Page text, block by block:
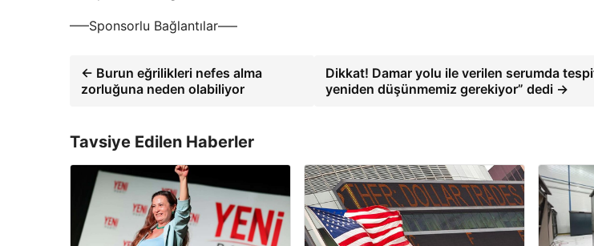
—–Sponsorlu Bağlantılar—–
← Burun eğrilikleri nefes alma
zorluğuna neden olabiliyor
Dikkat! Damar yolu ile verilen serumda
yeniden düşünmemiz gerekiyor” dedi →
Tavsiye Edilen Haberler